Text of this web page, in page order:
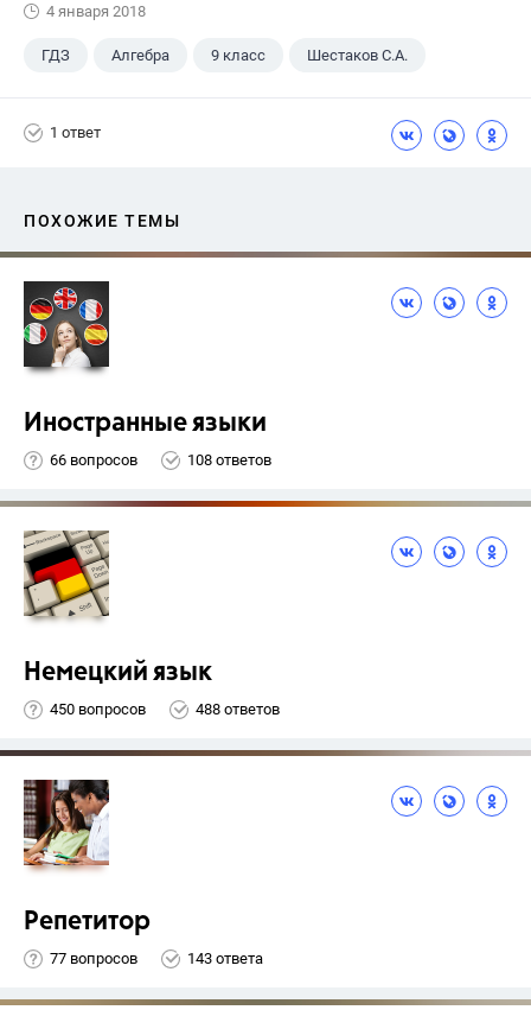
4 января 2018
ГДЗ Алгебра 9 класс Шестаков С.А.
1 ответ
ПОХОЖИЕ ТЕМЫ
Иностранные языки
66 вопросов 108 ответов
Немецкий язык
450 вопросов 488 ответов
Репетитор
77 вопросов 143 ответа